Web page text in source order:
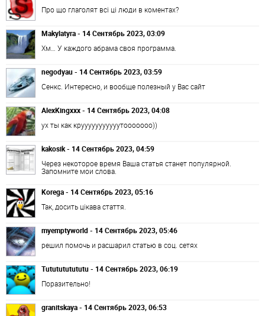
Про що глаголят всі ці люди в коментах?
Makylatyra - 14 Сентябрь 2023, 03:09
Хм… У каждого абрама своя программа.
negodyau - 14 Сентябрь 2023, 03:59
Сенкс. Интересно, и вообще полезный у Вас сайт
AlexKingxxx - 14 Сентябрь 2023, 04:08
ух ты как крууууууууууутооооооо))
kakosik - 14 Сентябрь 2023, 04:59
Через некоторое время Ваша статья станет популярной.
Запомните мои слова.
Korega - 14 Сентябрь 2023, 05:16
Так, досить цікава стаття.
myemptyworld - 14 Сентябрь 2023, 05:46
решил помочь и расшарил статью в соц. сетях
Tututututututu - 14 Сентябрь 2023, 06:19
Поразительно!
granitskaya - 14 Сентябрь 2023, 06:53